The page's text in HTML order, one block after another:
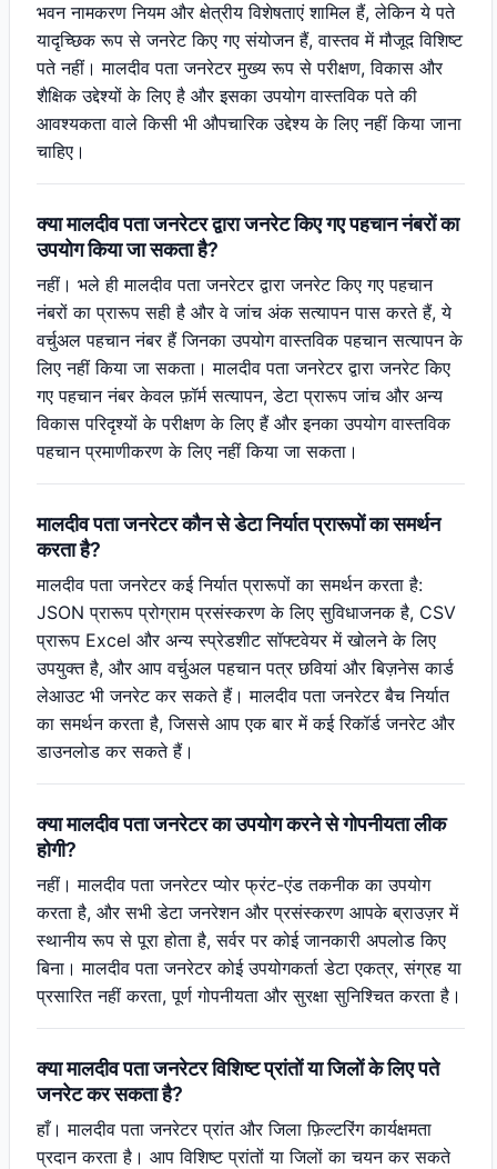
भवन नामकरण नियम और क्षेत्रीय विशेषताएं शामिल हैं, लेकिन ये पते
यादृच्छिक रूप से जनरेट किए गए संयोजन हैं, वास्तव में मौजूद विशिष्ट
पते नहीं। मालदीव पता जनरेटर मुख्य रूप से परीक्षण, विकास और
शैक्षिक उद्देश्यों के लिए है और इसका उपयोग वास्तविक पते की
आवश्यकता वाले किसी भी औपचारिक उद्देश्य के लिए नहीं किया जाना
चाहिए।
क्या मालदीव पता जनरेटर द्वारा जनरेट किए गए पहचान नंबरों का
उपयोग किया जा सकता है?
नहीं। भले ही मालदीव पता जनरेटर द्वारा जनरेट किए गए पहचान
नंबरों का प्रारूप सही है और वे जांच अंक सत्यापन पास करते हैं, ये
वर्चुअल पहचान नंबर हैं जिनका उपयोग वास्तविक पहचान सत्यापन के
लिए नहीं किया जा सकता। मालदीव पता जनरेटर द्वारा जनरेट किए
गए पहचान नंबर केवल फ़ॉर्म सत्यापन, डेटा प्रारूप जांच और अन्य
विकास परिदृश्यों के परीक्षण के लिए हैं और इनका उपयोग वास्तविक
पहचान प्रमाणीकरण के लिए नहीं किया जा सकता।
मालदीव पता जनरेटर कौन से डेटा निर्यात प्रारूपों का समर्थन
करता है?
मालदीव पता जनरेटर कई निर्यात प्रारूपों का समर्थन करता है:
JSON प्रारूप प्रोग्राम प्रसंस्करण के लिए सुविधाजनक है, CSV
प्रारूप Excel और अन्य स्प्रेडशीट सॉफ्टवेयर में खोलने के लिए
उपयुक्त है, और आप वर्चुअल पहचान पत्र छवियां और बिज़नेस कार्ड
लेआउट भी जनरेट कर सकते हैं। मालदीव पता जनरेटर बैच निर्यात
का समर्थन करता है, जिससे आप एक बार में कई रिकॉर्ड जनरेट और
डाउनलोड कर सकते हैं।
क्या मालदीव पता जनरेटर का उपयोग करने से गोपनीयता लीक
होगी?
नहीं। मालदीव पता जनरेटर प्योर फ्रंट-एंड तकनीक का उपयोग
करता है, और सभी डेटा जनरेशन और प्रसंस्करण आपके ब्राउज़र में
स्थानीय रूप से पूरा होता है, सर्वर पर कोई जानकारी अपलोड किए
बिना। मालदीव पता जनरेटर कोई उपयोगकर्ता डेटा एकत्र, संग्रह या
प्रसारित नहीं करता, पूर्ण गोपनीयता और सुरक्षा सुनिश्चित करता है।
क्या मालदीव पता जनरेटर विशिष्ट प्रांतों या जिलों के लिए पते
जनरेट कर सकता है?
हाँ। मालदीव पता जनरेटर प्रांत और जिला फ़िल्टरिंग कार्यक्षमता
प्रदान करता है। आप विशिष्ट प्रांतों या जिलों का चयन कर सकते